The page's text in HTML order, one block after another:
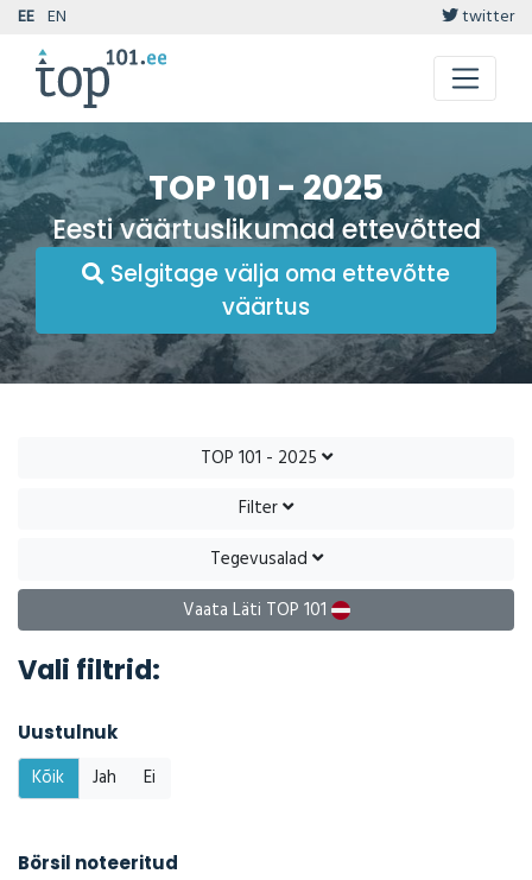
EE EN twitter
TOP 101 - 2025
Eesti väärtuslikumad ettevõtted
Selgitage välja oma ettevõtte
väärtus
TOP 101 - 2025
Filter
Tegevusalad
Vaata Läti TOP 101
Vali filtrid:
Uustulnuk
Kõik Jah Ei
Börsil noteeritud